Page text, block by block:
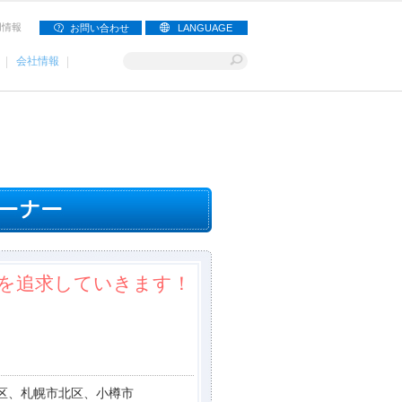
報 お問い合わせ LANGUAGE
会社情報
追求していきます！
、札幌市北区、小樽市